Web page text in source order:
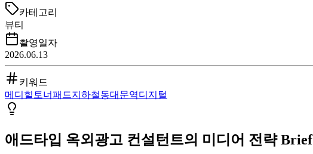
카테고리
뷰티
촬영일자
2026.06.13
키워드
메디힐 토너패드지하철동대문역디지털
애드타입 옥외광고 컨설턴트의 미디어 전략 Brief